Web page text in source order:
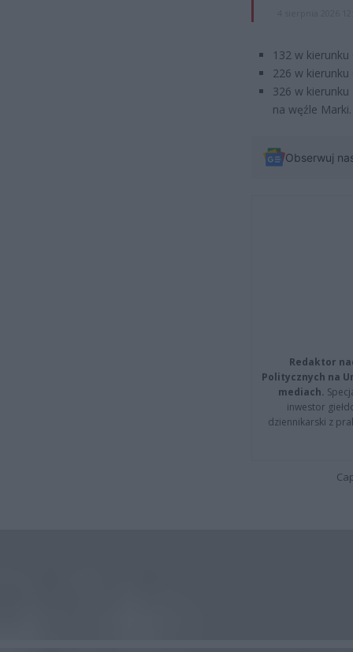
132 w kierunku
226 w kierunku
326 w
na węźle
Obserwuj
Redaktor
Politycznych na
mediach.
inwestor
dziennikarski z